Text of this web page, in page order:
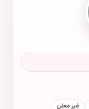
غير معلن